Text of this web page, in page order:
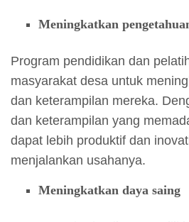
Meningkatkan
Program pendidikan dan
masyarakat desa untuk
dan keterampilan mereka.
dan keterampilan yang
dapat lebih produktif dan
menjalankan usahanya.
Meningkatkan daya saing